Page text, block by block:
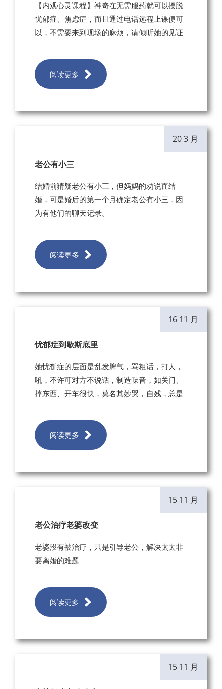
【内观心灵课程】神奇在无需服药就可以摆脱
忧郁症、焦虑症，而且通过电话远程上课便可
以，不需要来到现场的麻烦，请倾听她的见证
阅读更多
20 3 月
老公有小三
结婚前猜疑老公有小三，但妈妈的劝说而结
婚，可是婚后的第一个月确定老公有小三，因
为有他们的聊天记录。
阅读更多
16 11 月
忧郁症到歇斯底里
她忧郁症的层面是乱发脾气，骂粗话，打人，
吼，不许可对方不说话，制造噪音，如关门、
摔东西、开车很快，莫名其妙哭，自残，总是
阅读更多
15 11 月
老公治疗老婆改变
老婆没有被治疗，只是引导老公，解决太太非
要离婚的难题
阅读更多
15 11 月